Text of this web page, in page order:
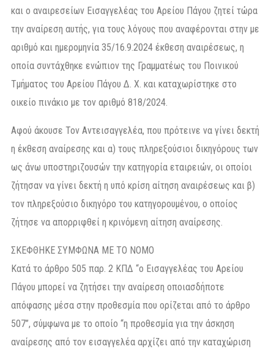
και ο αναιρεσείων Εισαγγελέας του Αρείου Πάγου ζητεί τώρα
την αναίρεση αυτής, για τους λόγους που αναφέρονται στην με
αριθμό και ημερομηνία 35/16.9.2024 έκθεση αναιρέσεως, η
οποία συντάχθηκε ενώπιον της Γραμματέως του Ποινικού
Τμήματος του Αρείου Πάγου Δ. Χ. και καταχωρίστηκε στο
οικείο πινάκιο με τον αριθμό 818/2024.
Αφού άκουσε Τον Αντεισαγγελέα, που πρότεινε να γίνει δεκτή
η έκθεση αναίρεσης και α) τους πληρεξούσιοι δικηγόρους των
ως άνω υποστηριζουσών την κατηγορία εταιρειών, οι οποίοι
ζήτησαν να γίνει δεκτή η υπό κρίση αίτηση αναιρέσεως και β)
τον πληρεξούσιο δικηγόρο του κατηγορουμένου, ο οποίος
ζήτησε να απορριφθεί η κρινόμενη αίτηση αναίρεσης.
ΣΚΕΦΘΗΚΕ ΣΥΜΦΩΝΑ ΜΕ ΤΟ ΝΟΜΟ
Κατά το άρθρο 505 παρ. 2 ΚΠΔ “ο Εισαγγελέας του Αρείου
Πάγου μπορεί να ζητήσει την αναίρεση οποιασδήποτε
απόφασης μέσα στην προθεσμία που ορίζεται από το άρθρο
507”, σύμφωνα με το οποίο “η προθεσμία για την άσκηση
αναίρεσης από τον εισαγγελέα αρχίζει από την καταχώριση